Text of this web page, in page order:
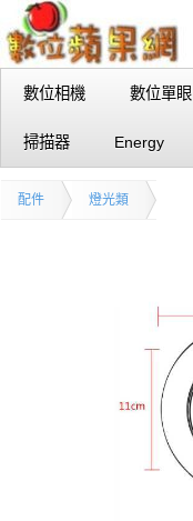
數位相機 數位單眼
掃描器 Energy
配件 燈光類